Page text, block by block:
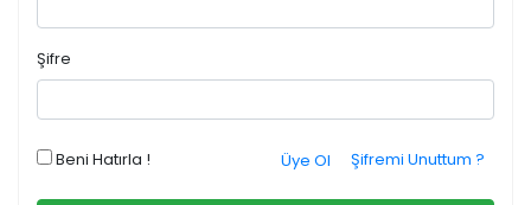
Şifre
Beni Hatırla ! Şifremi Unuttum ?
Üye Ol